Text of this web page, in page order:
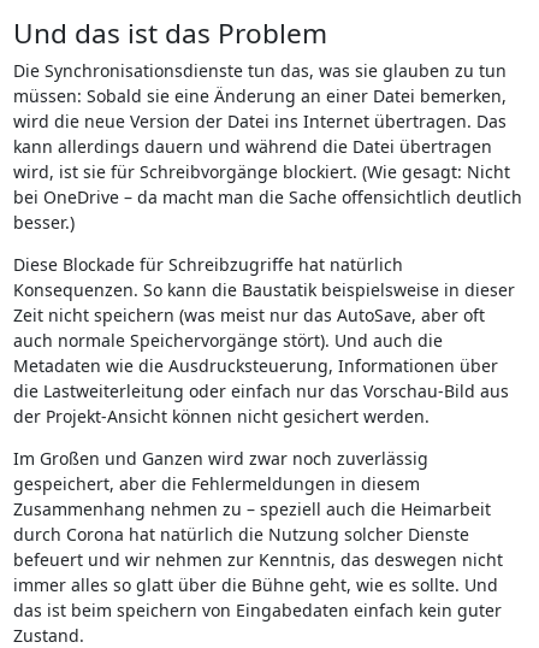
Und das ist das Problem
Die Synchronisationsdienste tun das, was sie glauben zu tun
müssen: Sobald sie eine Änderung an einer Datei bemerken,
wird die neue Version der Datei ins Internet übertragen. Das
kann allerdings dauern und während die Datei übertragen
wird, ist sie für Schreibvorgänge blockiert. (Wie gesagt: Nicht
bei OneDrive – da macht man die Sache offensichtlich deutlich
besser.)
Diese Blockade für Schreibzugriffe hat natürlich
Konsequenzen. So kann die Baustatik beispielsweise in dieser
Zeit nicht speichern (was meist nur das AutoSave, aber oft
auch normale Speichervorgänge stört). Und auch die
Metadaten wie die Ausdrucksteuerung, Informationen über
die Lastweiterleitung oder einfach nur das Vorschau-Bild aus
der Projekt-Ansicht können nicht gesichert werden.
Im Großen und Ganzen wird zwar noch zuverlässig
gespeichert, aber die Fehlermeldungen in diesem
Zusammenhang nehmen zu – speziell auch die Heimarbeit
durch Corona hat natürlich die Nutzung solcher Dienste
befeuert und wir nehmen zur Kenntnis, das deswegen nicht
immer alles so glatt über die Bühne geht, wie es sollte. Und
das ist beim speichern von Eingabedaten einfach kein guter
Zustand.